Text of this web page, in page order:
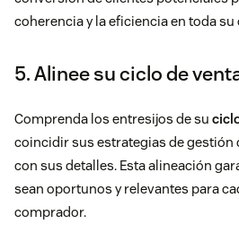
coherencia y la eficiencia en toda
5. Alinee su ciclo de
Comprenda los entresijos de su
coincidir sus estrategias de gestión
con sus detalles. Esta alineación
sean oportunos y relevantes para
comprador.